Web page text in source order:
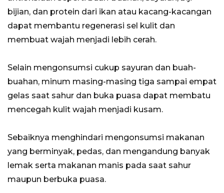
bijian, dan protein dari ikan atau kacang-kacangan
dapat membantu regenerasi sel kulit dan
membuat wajah menjadi lebih cerah.
Selain mengonsumsi cukup sayuran dan buah-
buahan, minum masing-masing tiga sampai empat
gelas saat sahur dan buka puasa dapat membatu
mencegah kulit wajah menjadi kusam.
Sebaiknya menghindari mengonsumsi makanan
yang berminyak, pedas, dan mengandung banyak
lemak serta makanan manis pada saat sahur
maupun berbuka puasa.